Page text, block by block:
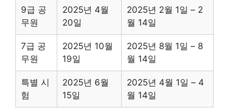
9급 공
무원
2025년 4월
20일
2025년 2월 1일 – 2
월 14일
7급 공
무원
2025년 10월
19일
2025년 8월 1일 – 8
월 14일
특별 시
험
2025년 6월
15일
2025년 4월 1일 – 4
월 14일